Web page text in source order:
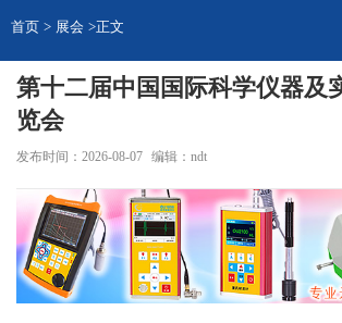
首页 > 展会 >正文
第十二届中国国际科学仪器及
览会
发布时间：2026-08-07 编辑：ndt